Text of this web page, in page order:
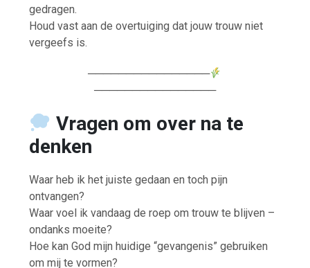
gedragen.
Houd vast aan de overtuiging dat jouw trouw niet
vergeefs is.
────────────────
────────────────
Vragen om over na te
denken
Waar heb ik het juiste gedaan en toch pijn
ontvangen?
Waar voel ik vandaag de roep om trouw te blijven –
ondanks moeite?
Hoe kan God mijn huidige “gevangenis” gebruiken
om mij te vormen?